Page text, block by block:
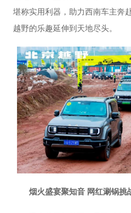
堪称实用利器，助力西南车主奔
越野的乐趣延伸到天地尽头。
烟火盛宴聚知音 网红涮锅挑